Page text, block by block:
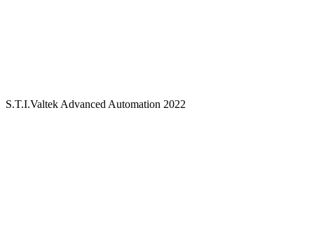
S.T.I.Valtek Advanced Automation 2022